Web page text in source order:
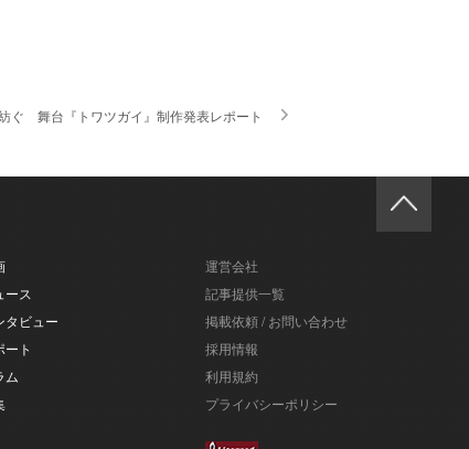
ぐ 舞台『トワツガイ』制作発表レポート
ース
タビュー
ート
ム
運営会社
記事提供一覧
掲載依頼 / お問い合わせ
採用情報
利用規約
プライバシーポリシー